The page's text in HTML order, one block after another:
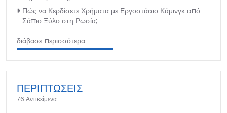
Πώς να Κερδίσετε Χρήματα με Εργοστάσιο Κάμινγκ από
Σάπιο Ξύλο στη Ρωσία;
διάβασε περισσότερα
ΠΕΡΙΠΤΩΣΕΙΣ
76 Αντικείμενα